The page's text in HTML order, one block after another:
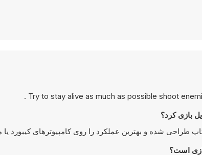
Try to stay alive as much as possible shoot